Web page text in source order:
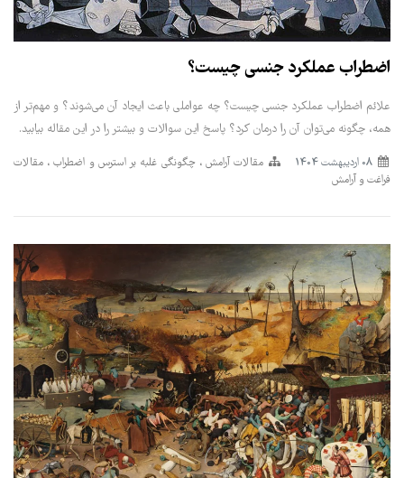
اضطراب عملکرد جنسی چیست؟
علائم اضطراب عملکرد جنسی چیست؟ چه عواملی باعث ایجاد آن می‌شوند؟ و مهم‌تر از
همه، چگونه می‌توان آن را درمان کرد؟ پاسخ این سوالات و بیشتر را در این مقاله بیابید.
مقالات آرامش چگونگی غلبه بر استرس و اضطراب
مقالات
فراغت و آرامش